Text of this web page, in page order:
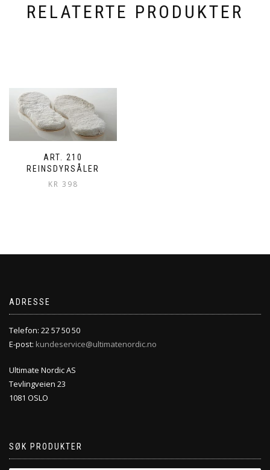
RELATERTE PRODUKTER
ART. 210
REINSDYRSÅLER
KR 398
ADRESSE
Telefon: 22 57 50 50
E-post: kundeservice@ultimatenordic.no
Ultimate Nordic AS
Tevlingveien 23
1081 OSLO
SØK PRODUKTER